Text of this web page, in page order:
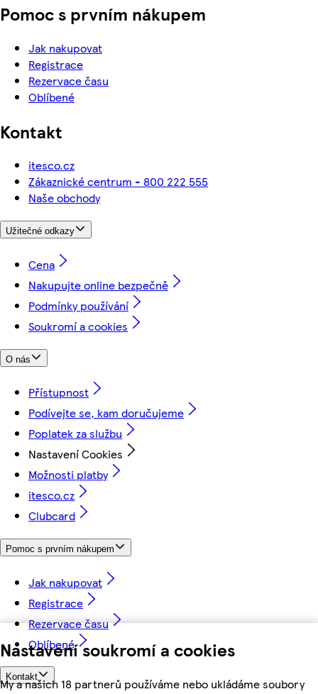
Nastavení soukromí a cookies
My a našich 18 partnerů používáme nebo ukládáme soubory
Pomoc s prvním nákupem
Jak nakupovat
Registrace
Rezervace času
Oblíbené
Kontakt
itesco.cz
Zákaznické centrum - 800 222 555
Naše obchody
Užitečné odkazy
Cena
Nakupujte online bezpečně
Podmínky používání
Soukromí a cookies
O nás
Přístupnost
Podívejte se, kam doručujeme
Poplatek za službu
Nastavení Cookies
Možnosti platby
itesco.cz
Clubcard
Pomoc s prvním nákupem
Jak nakupovat
Registrace
Rezervace času
Oblíbené
Kontakt